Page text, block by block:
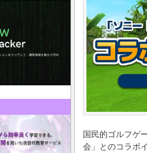
国民的ゴルフゲ
会」とのコラボ